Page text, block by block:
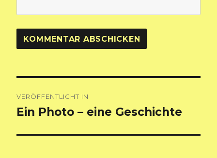
VERÖFFENTLICHT IN
Ein Photo – eine Geschichte